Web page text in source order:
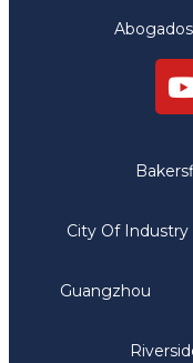
City Of Industry
Guangzhou